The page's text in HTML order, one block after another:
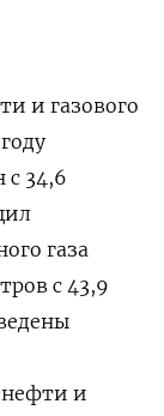
и газового
с 34,6
газа
с 43,9
нефти и